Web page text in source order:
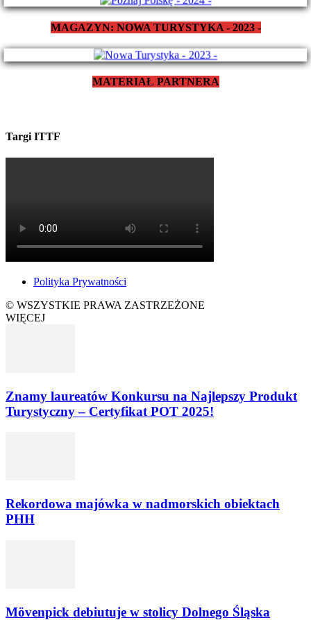
MAGAZYN: NOWA TURYSTYKA - 2023 -
MATERIAŁ PARTNERA
Targi ITTF
Polityka Prywatności
© WSZYSTKIE PRAWA ZASTRZEŻONE
WIĘCEJ
Znamy laureatów Konkursu na Najlepszy Produkt
Turystyczny – Certyfikat POT 2025!
Rekordowa majówka w nadmorskich obiektach
PHH
Mövenpick debiutuje w stolicy Dolnego Śląska